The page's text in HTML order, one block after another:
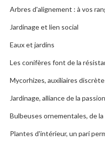
Arbres d'alignement : à vos
Jardinage et lien social
Eaux et jardins
Les conifères font de la
Mycorhizes, auxiliaires
Jardinage, alliance de la
Bulbeuses ornementales, de
Plantes d'intérieur, un pari